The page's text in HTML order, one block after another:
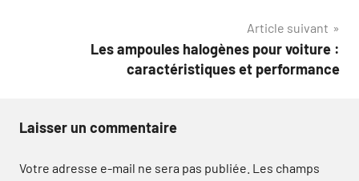
Article suivant
Les ampoules halogènes pour voiture :
caractéristiques et performance
Laisser un commentaire
Votre adresse e-mail ne sera pas publiée. Les champs